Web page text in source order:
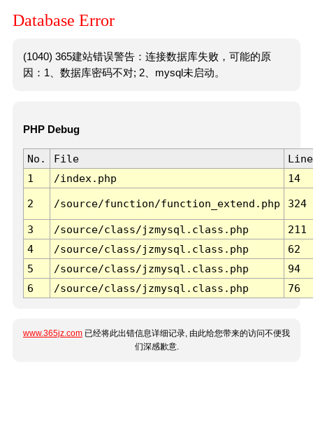
Database Error
(1040) 365建站错误警告：连接数据库失败，可能的原
因：1、数据库密码不对; 2、mysql未启动。
PHP Debug
No. File
Line
1
/index.php 14
2 /source/function/function_extend.php 324
3 /source/class/jzmysql.class.php
211
4
/source/class/jzmysql.class.php
62
5
/source/class/jzmysql.class.php
94
6
/source/class/jzmysql.class.php 76
www.365jz.com 已经将此出错信息详细记录, 由此给您带来的访问不便我
们深感歉意.